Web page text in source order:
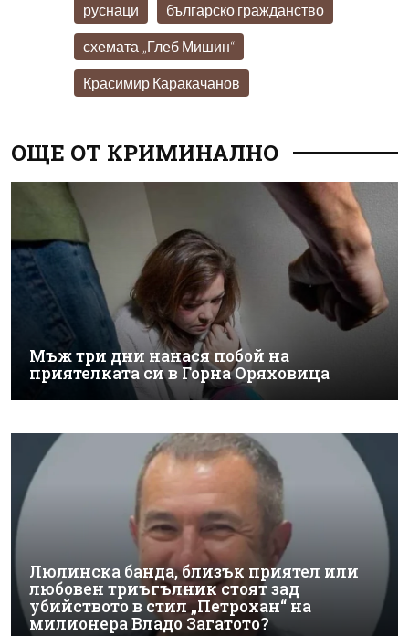
руснаци българско гражданство
схемата „Глеб Мишин“
Красимир Каракачанов
ОЩЕ ОТ КРИМИНАЛНО
Мъж три дни нанася побой на
приятелката си в Горна Оряховица
Люлинска банда, близък приятел или
любовен триъгълник стоят зад
убийството в стил „Петрохан“ на
милионера Владо Загатото?